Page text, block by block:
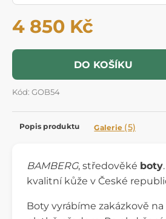
4 850 Kč
DO KOŠÍKU
Kód: GOB54
Popis produktu Galerie (5)
BAMBERG, středověké boty
kvalitní kůže v České
Boty vyrábíme zakázkově